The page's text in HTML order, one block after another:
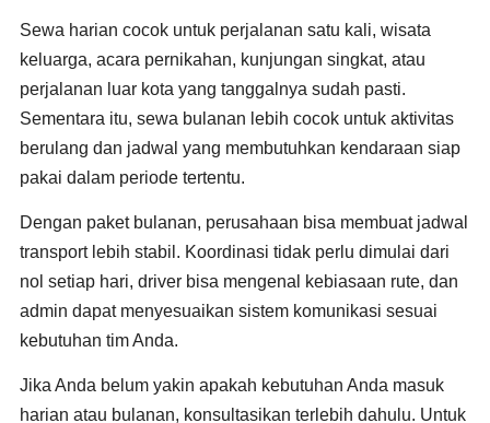
Sewa harian cocok untuk perjalanan satu kali, wisata
keluarga, acara pernikahan, kunjungan singkat, atau
perjalanan luar kota yang tanggalnya sudah pasti.
Sementara itu, sewa bulanan lebih cocok untuk aktivitas
berulang dan jadwal yang membutuhkan kendaraan siap
pakai dalam periode tertentu.
Dengan paket bulanan, perusahaan bisa membuat jadwal
transport lebih stabil. Koordinasi tidak perlu dimulai dari
nol setiap hari, driver bisa mengenal kebiasaan rute, dan
admin dapat menyesuaikan sistem komunikasi sesuai
kebutuhan tim Anda.
Jika Anda belum yakin apakah kebutuhan Anda masuk
harian atau bulanan, konsultasikan terlebih dahulu. Untuk